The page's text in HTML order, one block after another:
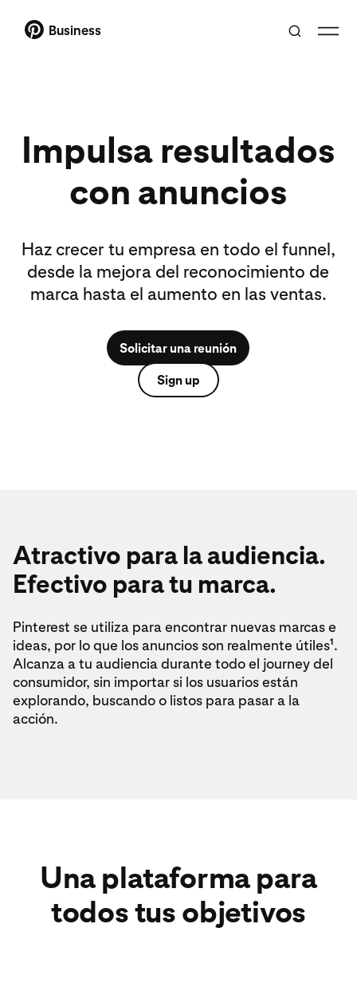
Business
Impulsa resultados
con anuncios
Haz crecer tu empresa en todo el funnel,
desde la mejora del reconocimiento de
marca hasta el aumento en las ventas.
Solicitar una reunión
Sign up
Atractivo para la audiencia.
Efectivo para tu marca.
Pinterest se utiliza para encontrar nuevas marcas e
ideas, por lo que los anuncios son realmente útiles1.
Alcanza a tu audiencia durante todo el journey del
consumidor, sin importar si los usuarios están
explorando, buscando o listos para pasar a la
acción.
Una plataforma para
todos tus objetivos